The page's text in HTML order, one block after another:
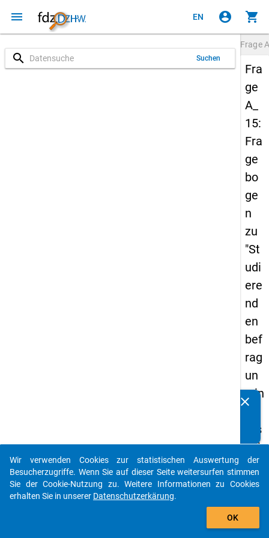
menu EN account_circle shopping_cart
search Suchen
Frage
Fra
ge
A_
15:
Fra
ge
bo
ge
n
zu
"St
udi
ere
nd
en
bef
rag
un
g in
uts
chl
an
d
clear
auto_stories
add_shopping_cart
Wir verwenden Cookies zur statistischen Auswertung der
Besucherzugriffe. Wenn Sie auf dieser Seite weitersurfen stimmen
Sie der Cookie-Nutzung zu. Weitere Informationen zu Cookies
erhalten Sie in unserer Datenschutzerkärung.
OK